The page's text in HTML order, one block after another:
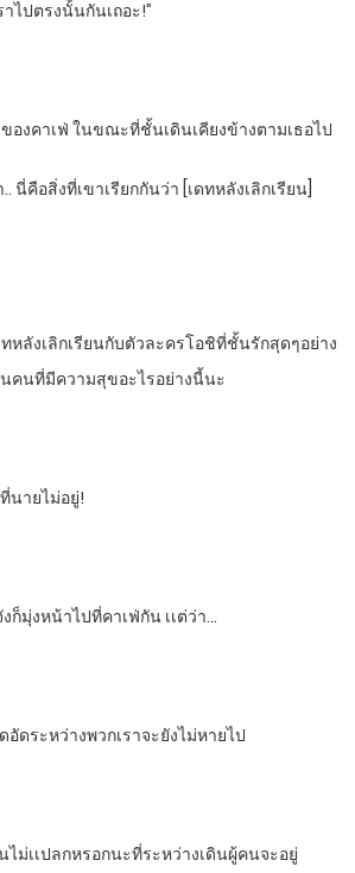
าไปตรงนั้นกันเถอะ!”
องคาเฟ่ ในขณะที่ชั้นเดินเคียงข้างตามเธอไป
นี่คือสิ่งที่เขาเรียกกันว่า​ [เดทหลังเลิกเรียน]​
หลังเลิกเรียนกับตัวละครโอชิที่ชั้นรักสุดๆอย่าง​
คนที่มีความสุขอะไรอย่างนี้นะ
นายไม่อยู่!
มุ่งหน้าไปที่คาเฟ่กัน​ เเต่ว่า…
ดระหว่างพวกเราจะยังไม่หายไป
ม่เเปลกหรอกนะที่ระหว่างเดินผู้คนจะอยู่